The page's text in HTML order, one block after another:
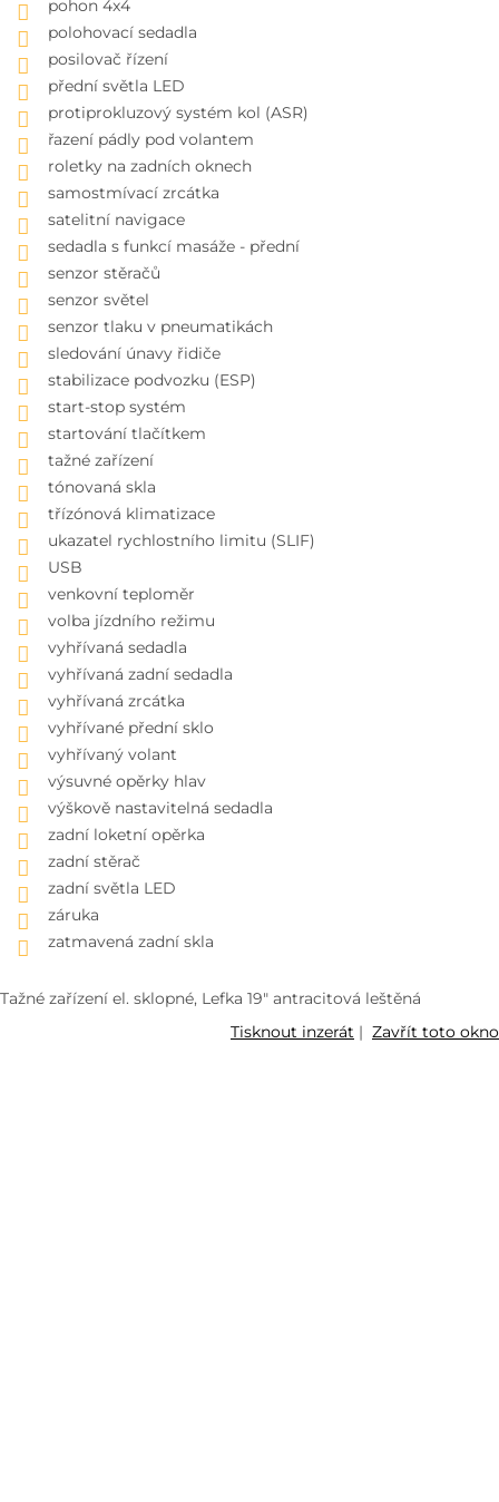
pohon 4x4
polohovací sedadla
posilovač řízení
přední světla LED
protiprokluzový systém kol (ASR)
řazení pádly pod volantem
roletky na zadních oknech
samostmívací zrcátka
satelitní navigace
sedadla s funkcí masáže - přední
senzor stěračů
senzor světel
senzor tlaku v pneumatikách
sledování únavy řidiče
stabilizace podvozku (ESP)
start-stop systém
startování tlačítkem
tažné zařízení
tónovaná skla
třízónová klimatizace
ukazatel rychlostního limitu (SLIF)
USB
venkovní teploměr
volba jízdního režimu
vyhřívaná sedadla
vyhřívaná zadní sedadla
vyhřívaná zrcátka
vyhřívané přední sklo
vyhřívaný volant
výsuvné opěrky hlav
výškově nastavitelná sedadla
zadní loketní opěrka
zadní stěrač
zadní světla LED
záruka
zatmavená zadní skla
Tažné zařízení el. sklopné, Lefka 19" antracitová leštěná
Tisknout inzerát | Zavřít toto okno